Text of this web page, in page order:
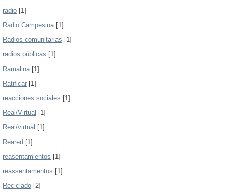
radio [1]
Radio Campesina[1]
Radios comunitarias [1]
radios públicas [1]
Ramalina[1]
Ratificar [1]
reacciones sociales [1]
Real/Virtual [1]
Real/virtual [1]
Reared [1]
reasentamientos [1]
reassentamentos [1]
Reciclado [2]